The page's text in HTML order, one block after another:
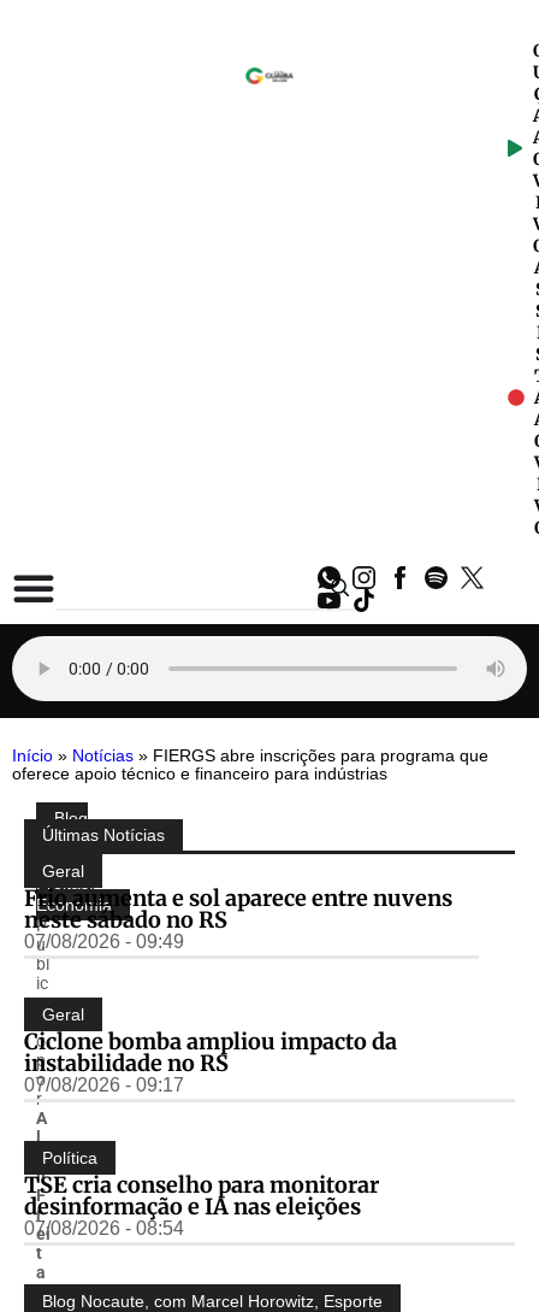
Início » Notícias » FIERGS abre inscrições para programa que
oferece apoio técnico e financeiro para indústrias
Compartilhe:
Blog
do
Almir
Freitas
Economia
P
u
bl
ic
a
d
o
p
o
r
A
l
m
ir
F
r
ei
t
a
s
Últimas Notícias
Geral
Frio aumenta e sol aparece entre nuvens
neste sábado no RS
07/08/2026 - 09:49
Geral
Ciclone bomba ampliou impacto da
instabilidade no RS
07/08/2026 - 09:17
Política
TSE cria conselho para monitorar
desinformação e IA nas eleições
07/08/2026 - 08:54
Blog Nocaute, com Marcel Horowitz Esporte